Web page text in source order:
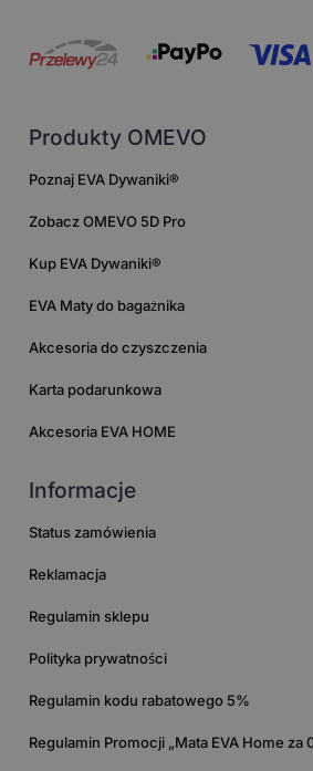
Produkty OMEVO
Poznaj EVA Dywaniki®
Zobacz OMEVO 5D Pro
Kup EVA Dywaniki®
EVA Maty do bagażnika
Akcesoria do czyszczenia
Karta podarunkowa
Akcesoria EVA HOME
Informacje
Status zamówienia
Reklamacja
Regulamin sklepu
Polityka prywatności
Regulamin kodu rabatowego 5%
Regulamin Promocji „Mata EVA Home za